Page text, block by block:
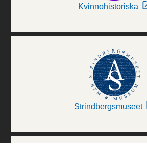
Kvinnohistoriska
Strindbergsmuseet